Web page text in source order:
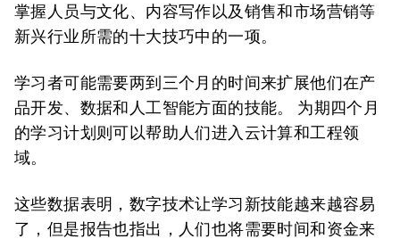
掌握人员与文化、内容写作以及销售和市场营销等
新兴行业所需的十大技巧中的一项。
学习者可能需要两到三个月的时间来扩展他们在产
品开发、数据和人工智能方面的技能。 为期四个月
的学习计划则可以帮助人们进入云计算和工程领
域。
这些数据表明，数字技术让学习新技能越来越容易
了，但是报告也指出，人们也将需要时间和资金来